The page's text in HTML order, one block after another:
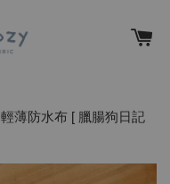
輕薄防水布 [ 臘腸狗日記